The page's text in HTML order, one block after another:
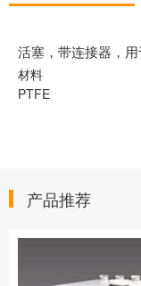
活塞，带连接器，
材料
PTFE
产品推荐